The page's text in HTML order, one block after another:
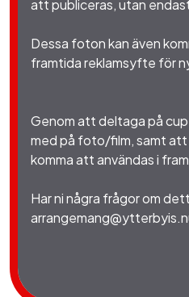
att publiceras, utan
Dessa foton kan även
framtida reklamsyfte för
Genom att deltaga på
med på foto/film, samt
komma att användas i
Har ni några frågor om